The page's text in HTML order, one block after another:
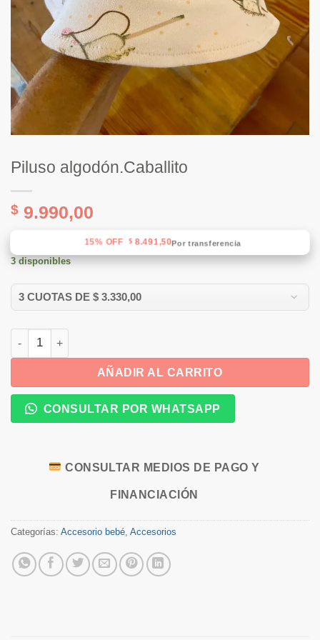
Piluso algodón.Caballito
$ 9.990,00
15% OFF $ 8.491,50Por transferencia
3 disponibles
Piluso algodón.Caballito cantidad
AÑADIR AL CARRITO
CONSULTAR POR WHATSAPP
CONSULTAR MEDIOS DE PAGO Y
FINANCIACIÓN
Categorías: Accesorio bebé Accesorios